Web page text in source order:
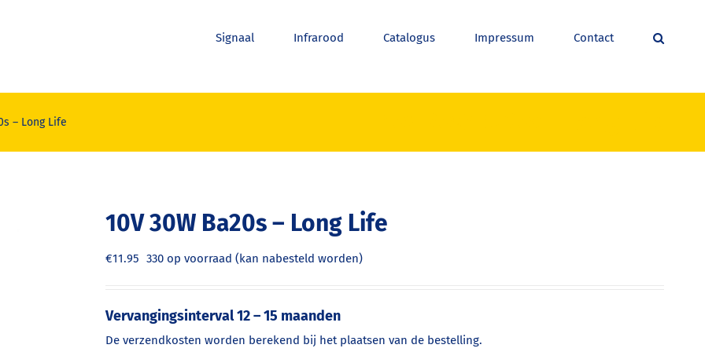
Signaal Infrarood Catalogus Impressum Contact
– Long Life
10V 30W Ba20s – Long Life
€11.95 330 op voorraad (kan nabesteld worden)
Vervangingsinterval 12 – 15 maanden
De verzendkosten worden berekend bij het plaatsen van de bestelling.